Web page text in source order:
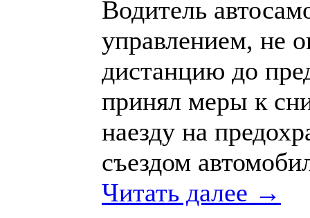
Водитель
управлением, не
дистанцию до
принял меры к
наезду на
съездом
Читать далее →